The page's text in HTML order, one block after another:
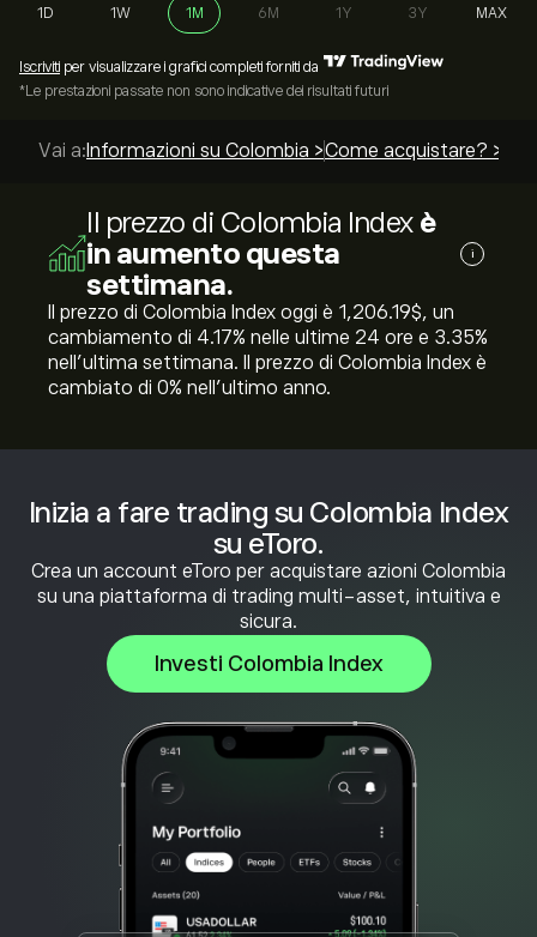
Inizia a fare trading su Colombia Index
su eToro.
Crea un account eToro per acquistare azioni Colombia
su una piattaforma di trading multi-asset, intuitiva e
sicura.
Investi Colombia Index
1D 1W 1M 6M 1Y 3Y MAX
Iscriviti per visualizzare i grafici completi forniti da
*Le prestazioni passate non sono indicative dei risultati futuri
Vai a: Informazioni su Colombia >Come acquistare? >
Il prezzo di Colombia Index è
in aumento questa
settimana.
i
Il prezzo di Colombia Index oggi è 1,206.19‎$‎, un
cambiamento di ‎4.17‎% nelle ultime 24 ore e ‎3.35‎%
nell'ultima settimana. Il prezzo di Colombia Index è
cambiato di ‎0‎% nell'ultimo anno.